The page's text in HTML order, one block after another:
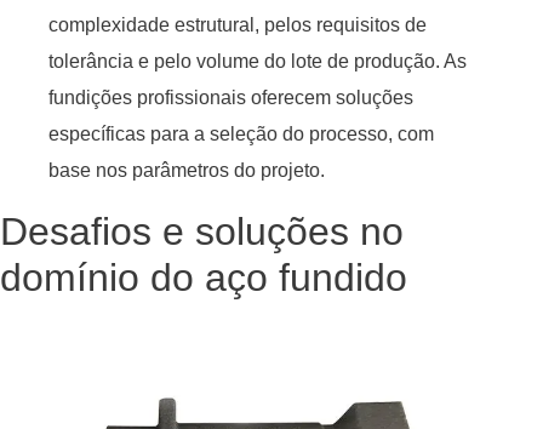
complexidade estrutural, pelos requisitos de
tolerância e pelo volume do lote de produção. As
fundições profissionais oferecem soluções
específicas para a seleção do processo, com
base nos parâmetros do projeto.
Desafios e soluções no
domínio do aço fundido